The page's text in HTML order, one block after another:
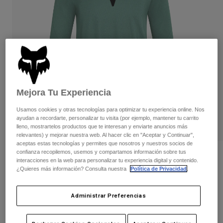
Pantalones largos
Pantalones cortos
Chaquetas y chalecos
Guantes
Protecciones
Gafas de protección
Calcetines
Recambios
Pantalones
Guantes
Chaquetas
Gafas de protección
Calcetines
Mochilas y accesorios
Mujer
Camisetas y tops
Sudaderas
Chaquetas
Pantalones
Camisas
Ver todo
Niños
Protecciones
Gafas de Protección
Calcetines
Ver todo
Moto
Cascos
Camisetas
Pantalones
Botas
Gafas de Protección
Camiseta de manga larga Ranger Fox
Head Juvenil
N.º de artículo33448-391-YL
Mejora Tu Experiencia
Usamos cookies y otras tecnologías para optimizar tu experiencia online. Nos
ayudan a recordarte, personalizar tu visita (por ejemplo, mantener tu carrito
lleno, mostrartelos productos que te interesan y enviarte anuncios más
relevantes) y mejorar nuestra web. Al hacer clic en "Aceptar y Continuar",
aceptas estas tecnologías y permites que nosotros y nuestros socios de
confianza recopilemos, usemos y compartamos información sobre tus
interacciones en la web para personalizar tu experiencia digital y contenido.
¿Quieres más información? Consulta nuestra
Política de Privacidad
Administrar Preferencias